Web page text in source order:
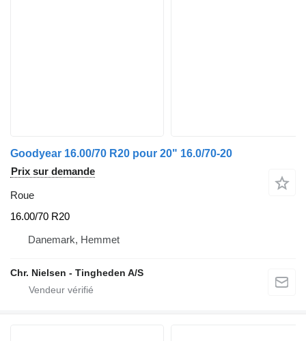
Goodyear 16.00/70 R20 pour 20" 16.0/70-20
Prix sur demande
Roue
16.00/70 R20
Danemark, Hemmet
Chr. Nielsen - Tingheden A/S